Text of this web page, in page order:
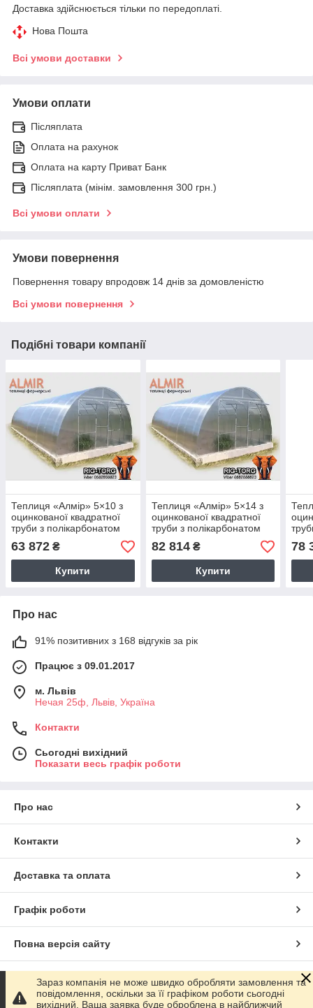
Доставка здійснюється тільки по передоплаті.
Нова Пошта
Всі умови доставки
Умови оплати
Післяплата
Оплата на рахунок
Оплата на карту Приват Банк
Післяплата (мінім. замовлення 300 грн.)
Всі умови оплати
Умови повернення
Повернення товару впродовж 14 днів за домовленістю
Всі умови повернення
Подібні товари компанії
Теплиця «Алмір» 5×10 з
оцинкованої квадратної
труби з полікарбонатом
Soton 6 мм
BIGTORG.COM
63 872 ₴
Купити
Теплиця «Алмір» 5×14 з
оцинкованої квадратної
труби з полікарбонатом
Soton 6 мм
BIGTORG.COM
82 814₴
Купити
78
Про нас
91% позитивних з 168 відгуків за рік
Працює з 09.01.2017
м. Львів
Нечая 25ф, Львів, Україна
Контакти
Сьогодні вихідний
Показати весь графік роботи
Про нас
Контакти
Доставка та оплата
Графік роботи
Повна версія сайту
Сайт створено на маркетплейсіProm.ua
Зараз компанія не може швидко обробляти замовлення та
повідомлення, оскільки за її графіком роботи сьогодні
вихідний. Ваша заявка буде оброблена в найближчий